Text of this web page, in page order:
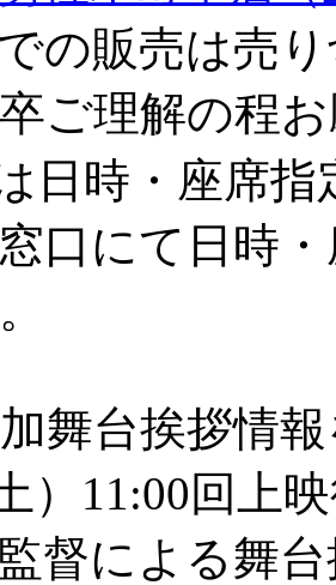
の販売は売
ご理解の程
日時・座席指
口にて日時
加舞台挨拶情
）11:00回上
督による舞